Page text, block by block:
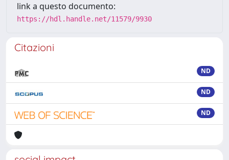
link a questo documento:
https://hdl.handle.net/11579/9930
Citazioni
ND
ND
ND